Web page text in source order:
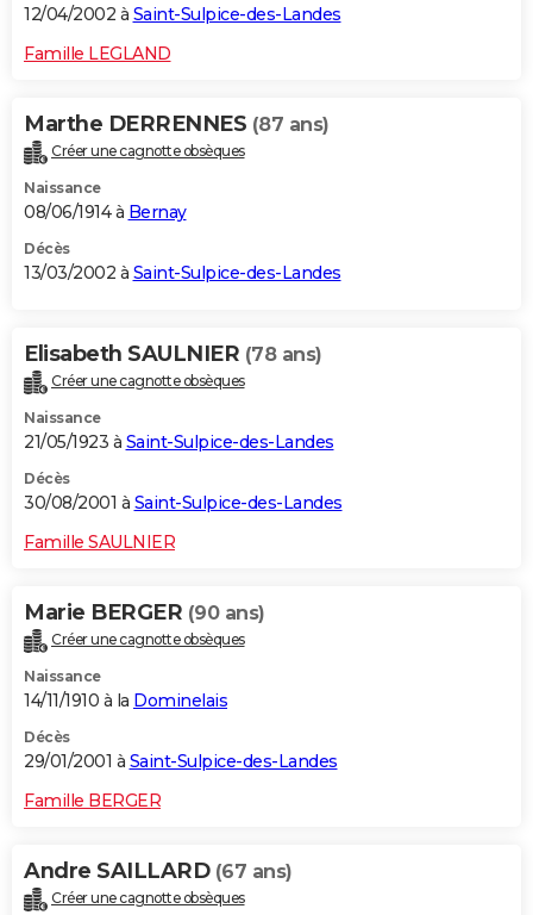
12/04/2002 à Saint-Sulpice-des-Landes
Famille LEGLAND
Marthe DERRENNES (87 ans)
Créer une cagnotte obsèques
Naissance
08/06/1914 à Bernay
Décès
13/03/2002 à Saint-Sulpice-des-Landes
Elisabeth SAULNIER (78 ans)
Créer une cagnotte obsèques
Naissance
21/05/1923 à Saint-Sulpice-des-Landes
Décès
30/08/2001 à Saint-Sulpice-des-Landes
Famille SAULNIER
Marie BERGER (90 ans)
Créer une cagnotte obsèques
Naissance
14/11/1910 à la Dominelais
Décès
29/01/2001 à Saint-Sulpice-des-Landes
Famille BERGER
Andre SAILLARD (67 ans)
Créer une cagnotte obsèques